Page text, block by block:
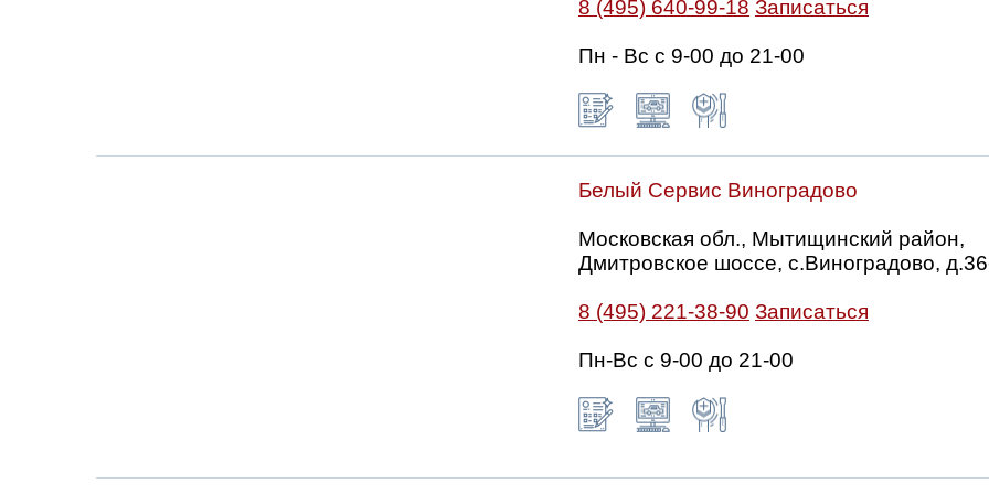
8 (495) 640-99-18 Записаться
Пн - Вс с 9-00 до 21-00
Белый Сервис Виноградово
Московская обл., Мытищинский район,
Дмитровское шоссе, с.Виноградово,
8 (495) 221-38-90 Записаться
Пн-Вс с 9-00 до 21-00